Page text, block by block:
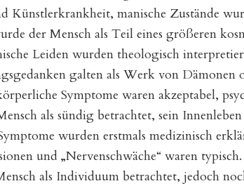
Künstlerkrankheit, manische Zustände
der Mensch als Teil eines größeren
Leiden wurden theologisch
galten als Werk von Dämonen
Symptome waren akzeptabel,
als sündig betrachtet, sein
wurden erstmals medizinisch
und „Nervenschwäche“ waren
als Individuum betrachtet, jedoch